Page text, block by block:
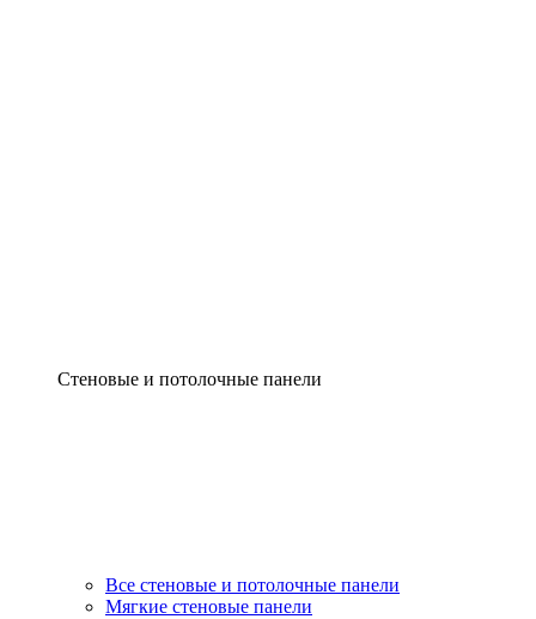
Стеновые и потолочные панели
Все стеновые и потолочные панели
Мягкие стеновые панели